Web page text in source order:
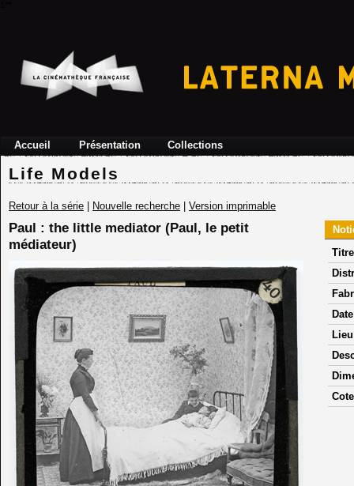
Accueil Présentation Collections
Life Models
Retour à la série Nouvelle recherche Version imprimable
Paul : the little mediator (Paul, le petit
médiateur)
Titre
Date
Cote